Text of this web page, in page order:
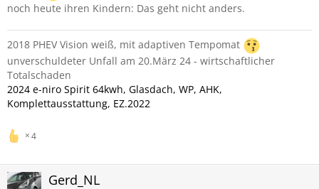
noch heute ihren Kindern: Das geht nicht anders.
2018 PHEV Vision weiß, mit adaptiven Tempomat
unverschuldeter Unfall am 20.März 24 - wirtschaftlicher
Totalschaden
2024 e-niro Spirit 64kwh, Glasdach, WP, AHK,
Komplettausstattung, EZ.2022
4
Gerd_NL